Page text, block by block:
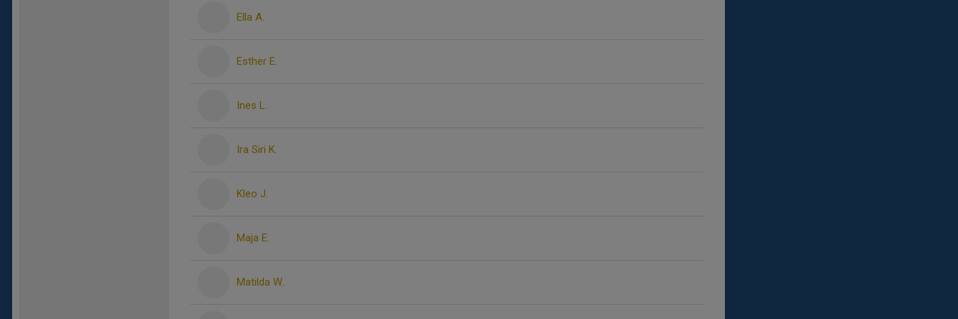
Ella A.
Esther E.
Ines L.
Ira Siri K.
Kleo J.
Maja E.
Matilda W.